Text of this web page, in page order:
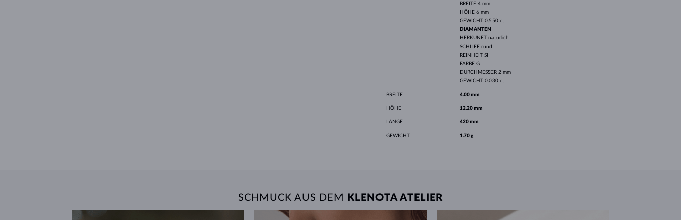
BREITE 4 mm
HÖHE 6 mm
GEWICHT 0.550 ct
DIAMANTEN
HERKUNFT natürlich
SCHLIFF rund
REINHEIT SI
FARBE G
DURCHMESSER 2 mm
GEWICHT 0.030 ct
BREITE 4.00 mm
HÖHE 12.20 mm
LÄNGE 420 mm
GEWICHT 1.70 g
SCHMUCK AUS DEM KLENOTA ATELIER